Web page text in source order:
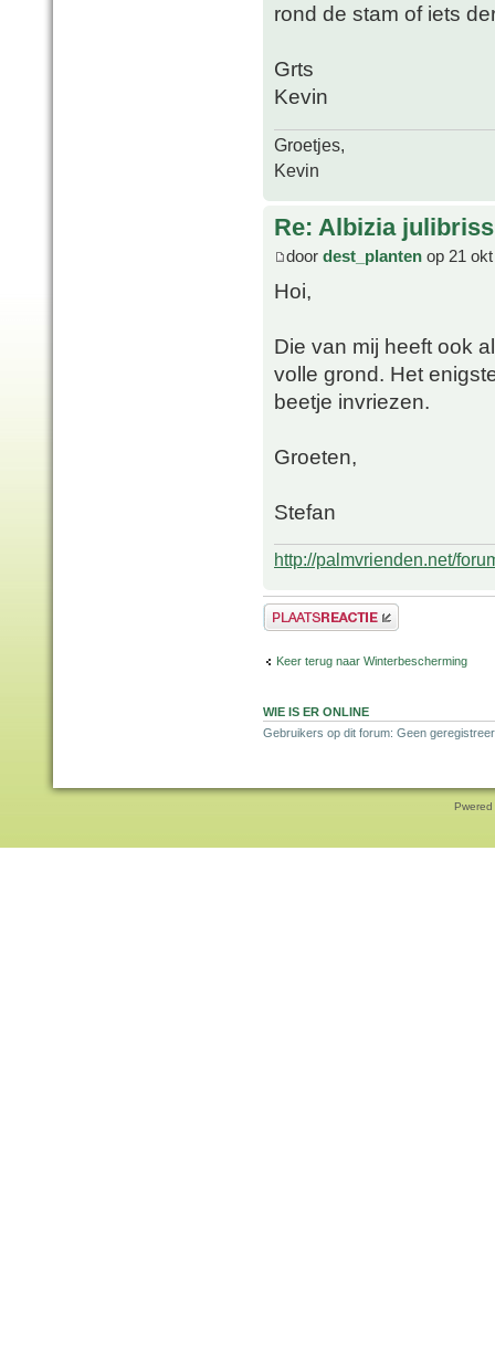
rond de stam of iets
Grts
Kevin
Groetjes,
Kevin
Re: Albizia
door dest_planten op 21
Hoi,
Die van mij heeft ook
volle grond. Het
beetje invriezen.
Groeten,
Stefan
http://palmvrienden.net/
Plaats een reactie
Keer terug naar Winterbescherming
WIE IS ER ONLINE
Gebruikers op dit forum: Geen